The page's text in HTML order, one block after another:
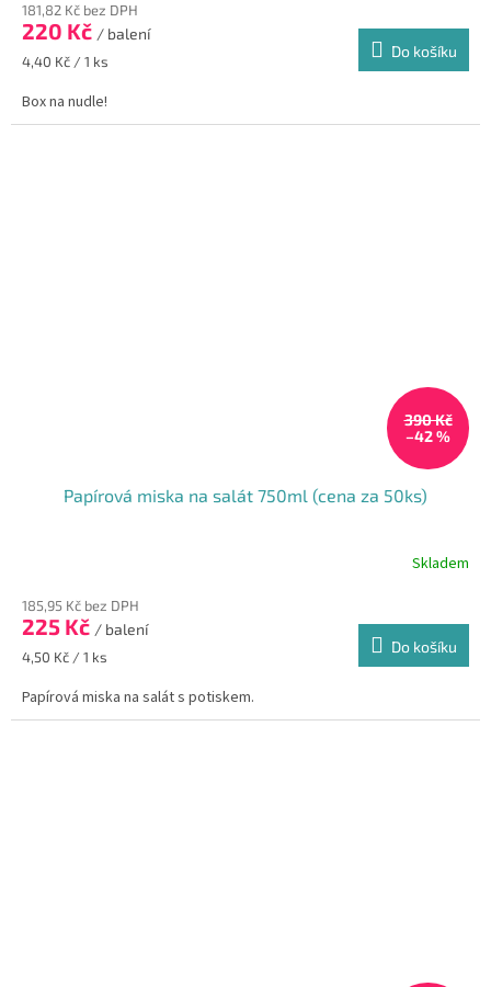
181,82 Kč bez DPH
220 Kč / balení
Měrná
4,40 Kč / 1 ks
Do košíku
Box na nudle!
390 Kč
–42 %
Papírová miska na salát 750ml (cena za 50ks)
Skladem
185,95 Kč bez DPH
225 Kč / balení
Měrná
4,50 Kč / 1 ks
Do košíku
Papírová miska na salát s potiskem.